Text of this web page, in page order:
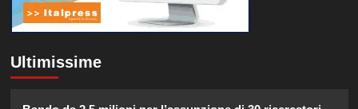
Ultimissime